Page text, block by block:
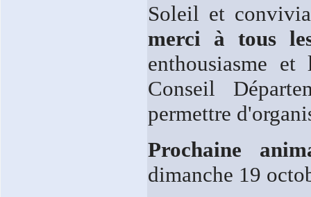
Soleil et
merci à tous
enthousiasme
Conseil
permettre
Prochaine
dimanche 19